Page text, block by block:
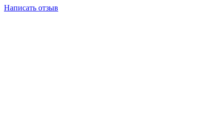
Написать отзыв